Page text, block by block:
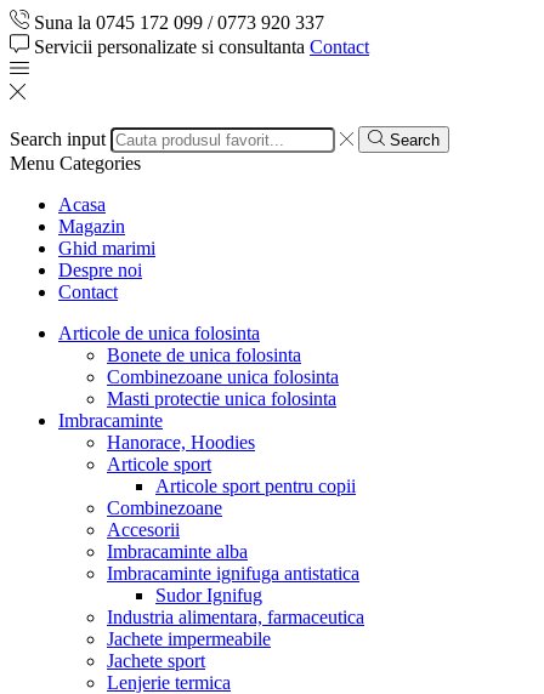
Suna la 0745 172 099 / 0773 920 337
Servicii personalizate si consultanta Contact
Search input Search
Menu Categories
Acasa
Magazin
Ghid marimi
Despre noi
Contact
Articole de unica folosinta
Bonete de unica folosinta
Combinezoane unica folosinta
Masti protectie unica folosinta
Imbracaminte
Hanorace, Hoodies
Articole sport
Articole sport pentru copii
Combinezoane
Accesorii
Imbracaminte alba
Imbracaminte ignifuga antistatica
Sudor Ignifug
Industria alimentara, farmaceutica
Jachete impermeabile
Jachete sport
Lenjerie termica